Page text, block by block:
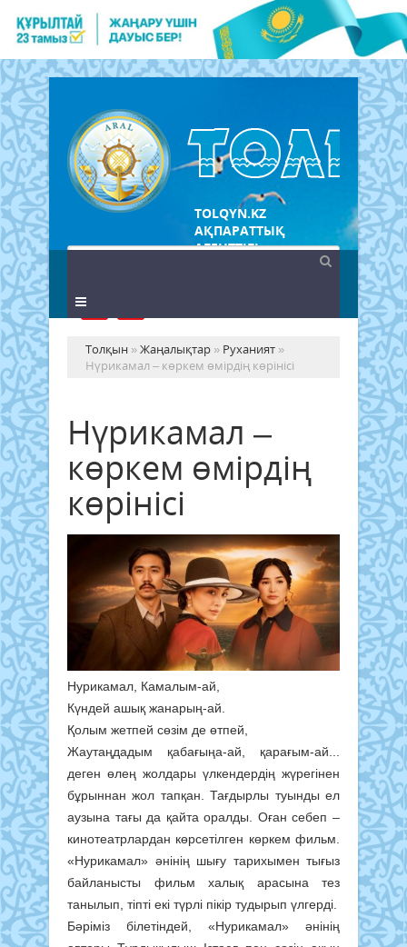
TOLQYN.KZ
АҚПАРАТТЫҚ
АГЕНТТІГІ
Толқын »Жаңалықтар » Руханият »
Нүрикамал – көркем өмірдің көрінісі
Нүрикамал –
көркем өмірдің
көрінісі
Нурикамал, Камалым-ай,
Күндей ашық жанарың-ай.
Қолым жетпей сөзім де өтпей,
Жаутаңдадым қабағыңа-ай, қарағым-ай...
деген өлең жолдары үлкендердің жүрегінен
бұрыннан жол тапқан. Тағдырлы туынды ел
аузына тағы да қайта оралды. Оған себеп –
кинотеатрлардан көрсетілген көркем фильм.
«Нурикамал» әнінің шығу тарихымен тығыз
байланысты фильм халық арасына тез
танылып, тіпті екі түрлі пікір тудырып үлгерді.
Бәріміз білетіндей, «Нурикамал» әнінің